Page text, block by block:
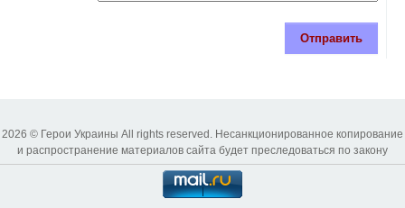
Отправить
2026 © Герои Украины All rights reserved. Несанкционированное копирование
и распространение материалов сайта будет преследоваться по закону